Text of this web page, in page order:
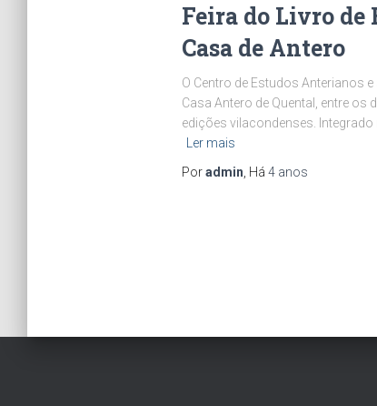
Feira do Livro de
Casa de Antero
O Centro de Estudos Anterianos
Casa Antero de Quental, entre os
edições vilacondenses.
Ler mais
Poradmin , Há 4 anos